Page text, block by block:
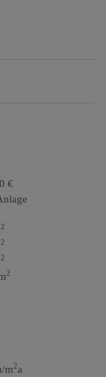
€
2
2
2
2
m2a